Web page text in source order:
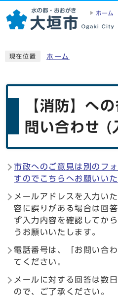
ホーム
現在位置 ホーム
【消防】へ
問い合わせ (
市政へのご意見は別のフ
すのでこちらへお願いいた
メールアドレスを入力い
容に誤りがある場合は回
ず入力内容を確認してか
うお願いいたします。
電話番号は、「お問い合
てください。
メールに対する回答は数
ので、ご了承ください。